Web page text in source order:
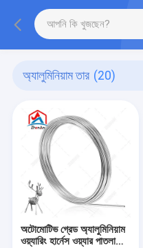
অ্যালুমিনিয়াম তার (20)
অটোমোটিভ গ্রেড অ্যালুমিনিয়াম
ওয়্যারিং হার্নেস ওয়্যার পাতলা